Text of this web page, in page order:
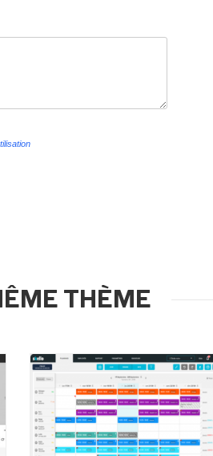
THÈME